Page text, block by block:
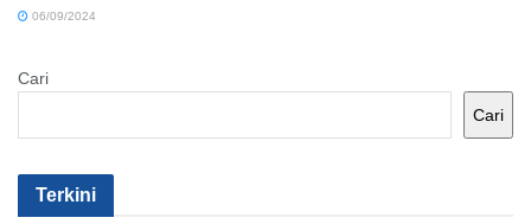
06/09/2024
Cari
Cari
Terkini